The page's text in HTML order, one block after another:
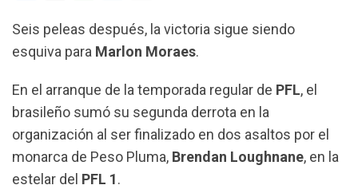
c
e
o
o
k
a
t
A
p
p
l
e
r
a
m
a
i
Seis peleas después, la victoria sigue siendo
esquiva para Marlon Moraes.
En el arranque de la temporada regular de PFL, el
brasileño sumó su segunda derrota en la
organización al ser finalizado en dos asaltos por el
monarca de Peso Pluma, Brendan Loughnane, en la
estelar del PFL 1.